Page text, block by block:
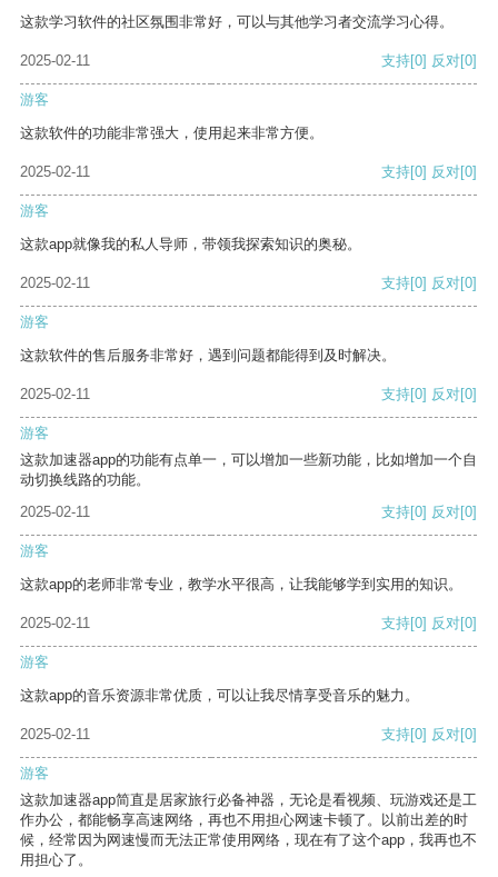
这款学习软件的社区氛围非常好，可以与其他学习者交流学习心得。
2025-02-11 支持[0] 反对[0]
游客
这款软件的功能非常强大，使用起来非常方便。
2025-02-11 支持[0] 反对[0]
游客
这款app就像我的私人导师，带领我探索知识的奥秘。
2025-02-11 支持[0] 反对[0]
游客
这款软件的售后服务非常好，遇到问题都能得到及时解决。
2025-02-11 支持[0] 反对[0]
游客
这款加速器app的功能有点单一，可以增加一些新功能，比如增加一个自
动切换线路的功能。
2025-02-11
支持[0] 反对[0]
游客
这款app的老师非常专业，教学水平很高，让我能够学到实用的知识。
2025-02-11 支持[0] 反对[0]
游客
这款app的音乐资源非常优质，可以让我尽情享受音乐的魅力。
2025-02-11 支持[0] 反对[0]
游客
这款加速器app简直是居家旅行必备神器，无论是看视频、玩游戏还是工
作办公，都能畅享高速网络，再也不用担心网速卡顿了。以前出差的时
候，经常因为网速慢而无法正常使用网络，现在有了这个app，我再也不
用担心了。